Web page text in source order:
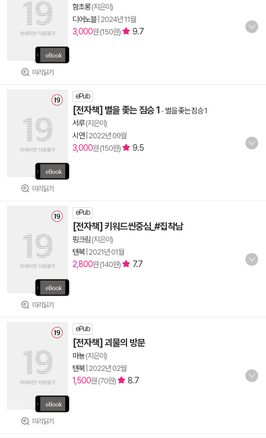
미리읽기
함초롱(지은이)
디어노블| 2024년 11월
3,000원 (150원) 9.7
미리읽기
ePub
[전자책] 별을 좇는 짐승 1 - 별을 좇는 짐승 1
서루(지은이)
시연| 2022년 09월
3,000원 (150원) 9.5
미리읽기
ePub
[전자책] 키워드씬중심_#집착남
핑크림 (지은이)
텐북| 2021년 01월
2,800원 (140원) 7.7
미리읽기
ePub
[전자책] 괴물의 방문
마뇽(지은이)
텐북| 2022년 02월
1,500원 (70원) 8.7